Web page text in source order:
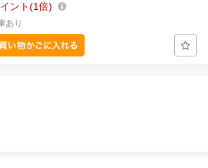
ント 1倍
あり